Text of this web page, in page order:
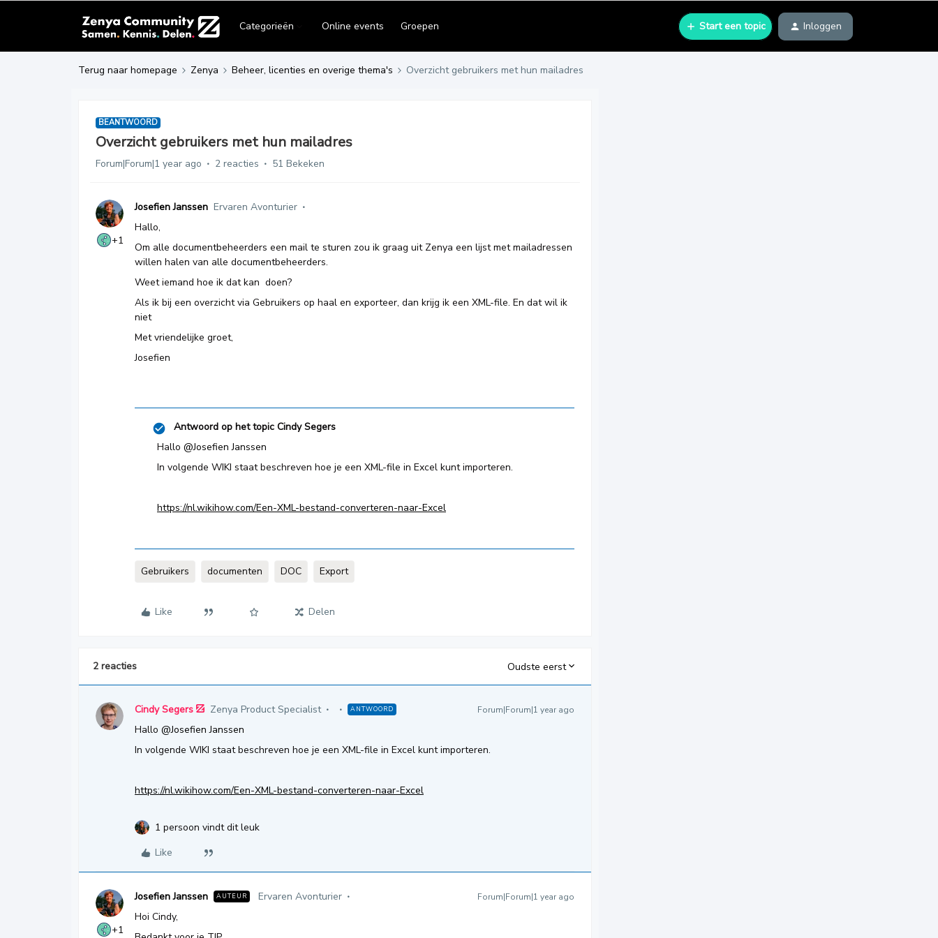
Categorieën Online events Groepen Start een topic Inloggen
Terug naar homepage Zenya Beheer, licenties en overige thema's Overzicht gebruikers met hun mailadres
BEANTWOORD
Overzicht gebruikers met hun mailadres
Forum|Forum|1 year ago 2 reacties 51 Bekeken
+1
Josefien Janssen Ervaren Avonturier
Hallo,
Om alle documentbeheerders een mail te sturen zou ik graag uit Zenya een lijst met mailadressen
willen halen van alle documentbeheerders.
Weet iemand hoe ik dat kan doen?
Als ik bij een overzicht via Gebruikers op haal en exporteer, dan krijg ik een XML-file. En dat wil ik
niet
Met vriendelijke groet,
Josefien
Antwoord op het topic Cindy Segers
Hallo @Josefien Janssen
In volgende WIKI staat beschreven hoe je een XML-file in Excel kunt importeren.
https://nl.wikihow.com/Een-XML-bestand-converteren-naar-Excel
Gebruikers documenten DOC Export
Like Delen
2 reacties Oudste eerst
Cindy Segers Zenya Product Specialist ANTWOORD Forum|Forum|1 year ago
Hallo @Josefien Janssen
In volgende WIKI staat beschreven hoe je een XML-file in Excel kunt importeren.
https://nl.wikihow.com/Een-XML-bestand-converteren-naar-Excel
1 persoon vindt dit leuk
Like
+1
Josefien Janssen AUTEUR Ervaren Avonturier Forum|Forum|1 year ago
Hoi Cindy,